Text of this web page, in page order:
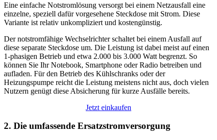
Eine einfache Notstromlösung versorgt bei einem Netzausfall eine
einzelne, speziell dafür vorgesehene Steckdose mit Strom. Diese
Variante ist relativ unkompliziert und kostengünstig.
Der notstromfähige Wechselrichter schaltet bei einem Ausfall auf
diese separate Steckdose um. Die Leistung ist dabei meist auf einen
1-phasigen Betrieb und etwa 2.000 bis 3.000 Watt begrenzt. So
können Sie Ihr Notebook, Smartphone oder Radio betreiben und
aufladen. Für den Betrieb des Kühlschranks oder der
Heizungspumpe reicht die Leistung meistens nicht aus, doch vielen
Nutzern genügt diese Absicherung für kurze Ausfälle bereits.
Jetzt einkaufen
2. Die umfassende Ersatzstromversorgung